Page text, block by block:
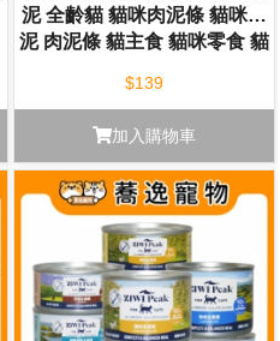
泥 全齡貓 貓咪肉泥條 貓咪肉
泥 肉泥條 貓主食 貓咪零食 貓
$139
加入購物車